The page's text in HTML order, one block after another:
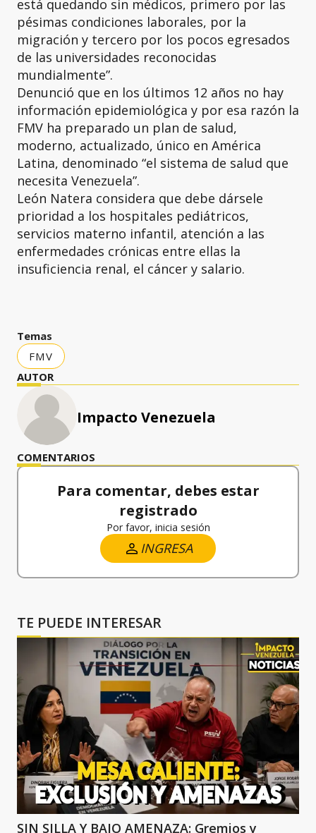
está quedando sin médicos, primero por las
pésimas condiciones laborales, por la
migración y tercero por los pocos egresados
de las universidades reconocidas
mundialmente”.
Denunció que en los últimos 12 años no hay
información epidemiológica y por esa razón la
FMV ha preparado un plan de salud,
moderno, actualizado, único en América
Latina, denominado “el sistema de salud que
necesita Venezuela”.
León Natera considera que debe dársele
prioridad a los hospitales pediátricos,
servicios materno infantil, atención a las
enfermedades crónicas entre ellas la
insuficiencia renal, el cáncer y salario.
Temas
FMV
AUTOR
Impacto Venezuela
COMENTARIOS
Para comentar, debes estar
registrado
Por favor, inicia sesión
INGRESA
TE PUEDE INTERESAR
SIN SILLA Y BAJO AMENAZA: Gremios y